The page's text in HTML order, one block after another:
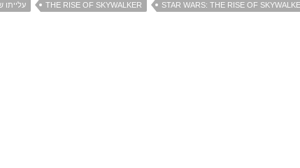
STAR WARS: THE RISE OF
THE RISE OF SKYWALKER עלייתו